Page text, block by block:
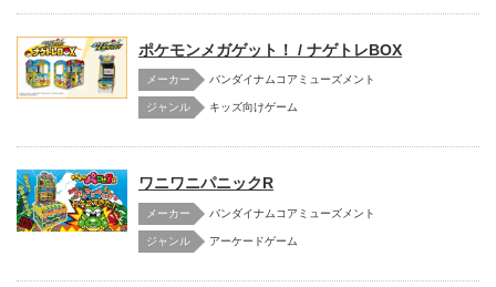
ポケモンメガゲット！ / ナゲトレBOX
メーカー バンダイナムコアミューズメント
キッズ向けゲーム
ワニワニパニックR
メーカー バンダイナムコアミューズメント
アーケードゲーム